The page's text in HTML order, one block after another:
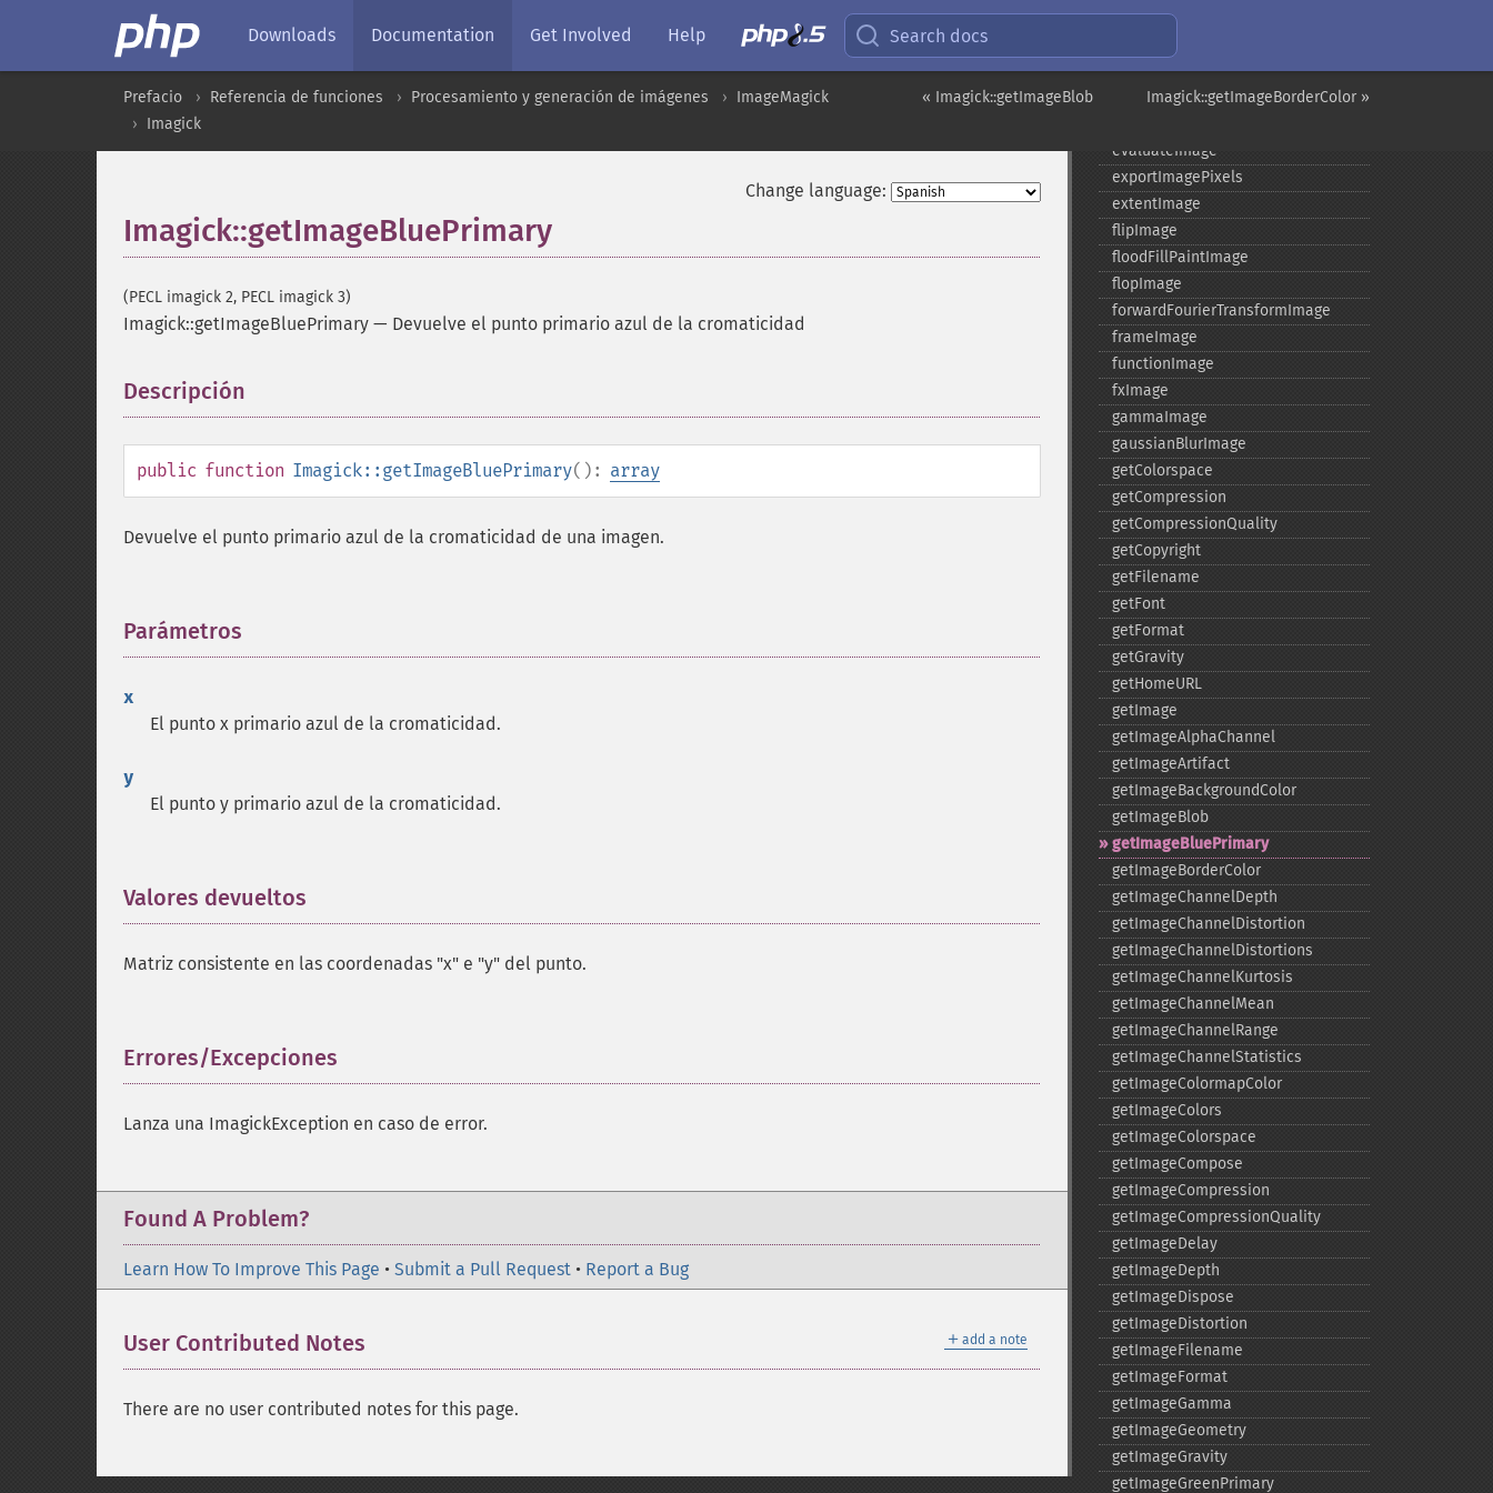
Downloads Documentation Get Involved Help Search docs
Imagick::getImageBorderColor »
« Imagick::getImageBlob
Prefacio Referencia de funciones Procesamiento y generación de imágenes
ImageMagick
Imagick
Change language:
Imagick::getImageBluePrimary
(PECL imagick 2, PECL imagick 3)
Imagick::getImageBluePrimary — Devuelve el punto primario azul de la cromaticidad
Descripción
public function Imagick::getImageBluePrimary(): array
Devuelve el punto primario azul de la cromaticidad de una imagen.
Parámetros
x
El punto x primario azul de la cromaticidad.
y
El punto y primario azul de la cromaticidad.
Valores devueltos
Matriz consistente en las coordenadas "x" e "y" del punto.
Errores/Excepciones
Lanza una ImagickException en caso de error.
Found A Problem?
Learn How To Improve This Page • Submit a Pull Request • Report a Bug
＋ add a note
User Contributed Notes
There are no user contributed notes for this page.
edgeImage
encipherImage
enhanceImage
evaluateImage
exportImagePixels
extentImage
flipImage
floodFillPaintImage
flopImage
forwardFourierTransformImage
frameImage
functionImage
fxImage
gammaImage
gaussianBlurImage
getColorspace
getCompression
getCompressionQuality
getCopyright
getFilename
getFont
getFormat
getGravity
getHomeURL
getImage
getImageAlphaChannel
getImageArtifact
getImageBackgroundColor
getImageBlob
getImageBluePrimary
getImageBorderColor
getImageChannelDepth
getImageChannelDistortion
getImageChannelDistortions
getImageChannelKurtosis
getImageChannelMean
getImageChannelRange
getImageChannelStatistics
getImageColormapColor
getImageColors
getImageColorspace
getImageCompose
getImageCompression
getImageCompressionQuality
getImageDelay
getImageDepth
getImageDispose
getImageDistortion
getImageFilename
getImageFormat
getImageGamma
getImageGeometry
getImageGravity
getImageGreenPrimary